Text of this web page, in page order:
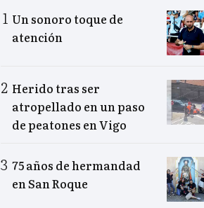
Un sonoro toque de
atención
Herido tras ser
atropellado en un paso
de peatones en Vigo
75 años de hermandad
en San Roque